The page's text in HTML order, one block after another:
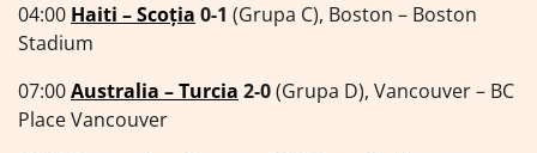
04:00 Haiti – Scoția 0-1 (Grupa C), Boston – Boston
Stadium
07:00Australia – Turcia 2-0(Grupa D), Vancouver – BC
Place Vancouver